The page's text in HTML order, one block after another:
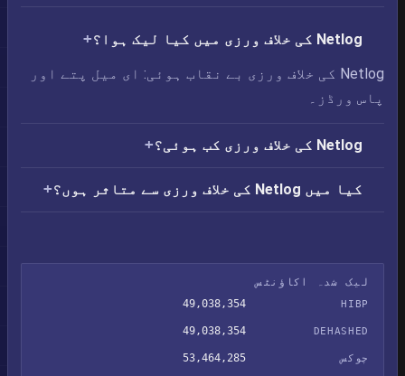
Netlog کی خلاف ورزی میں کیا لیک ہوا؟
Netlog کی خلاف ورزی بے نقاب ہوئی: ای میل پتے اور
پاس ورڈز۔
Netlog کی خلاف ورزی کب ہوئی؟
کیا میں Netlog کی خلاف ورزی سے متاثر ہوں؟
لیک شدہ اکاؤنٹس
HIBP
49,038,354
DEHASHED
49,038,354
چوکس 53,464,285